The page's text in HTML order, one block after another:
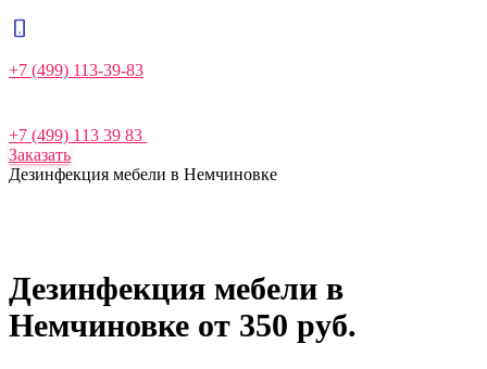
+7 (499) 113-39-83
+7 (499) 113 39 83
Заказать
Дезинфекция мебели в Немчиновке
Дезинфекция мебели в
Немчиновке от 350 руб.